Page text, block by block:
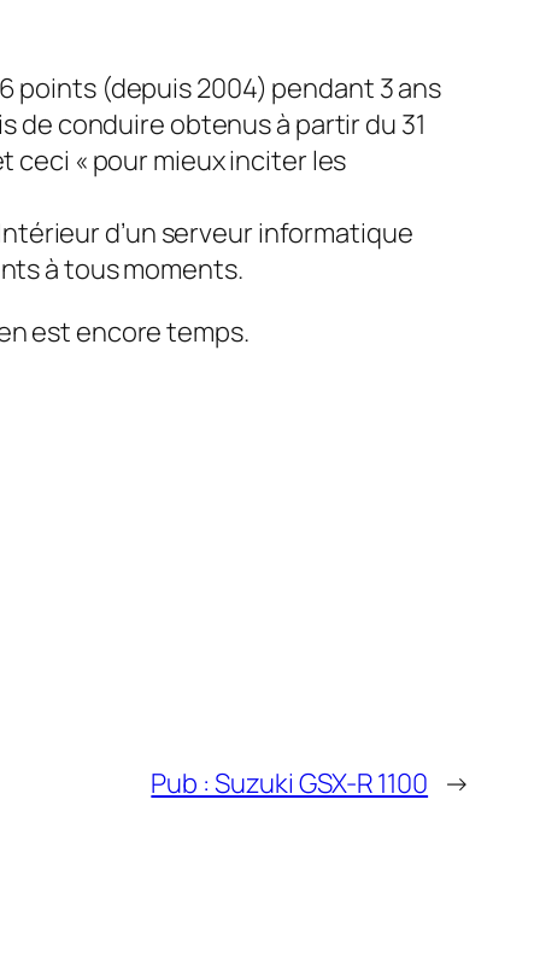
points (depuis 2004) pendant 3 ans
de conduire obtenus à partir du 31
ceci « pour mieux inciter les
d’un serveur informatique
à tous moments.
est encore temps.
Pub : Suzuki GSX-R 1100 →